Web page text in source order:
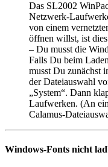
Das SL2002
Netzwerk-
von einem
öffnen willst, ist
– Du musst die
Falls Du beim
musst Du zunächst
der Dateiauswahl
System . Dann
Laufwerken. (An
Calamus-
Windows-Fonts nicht